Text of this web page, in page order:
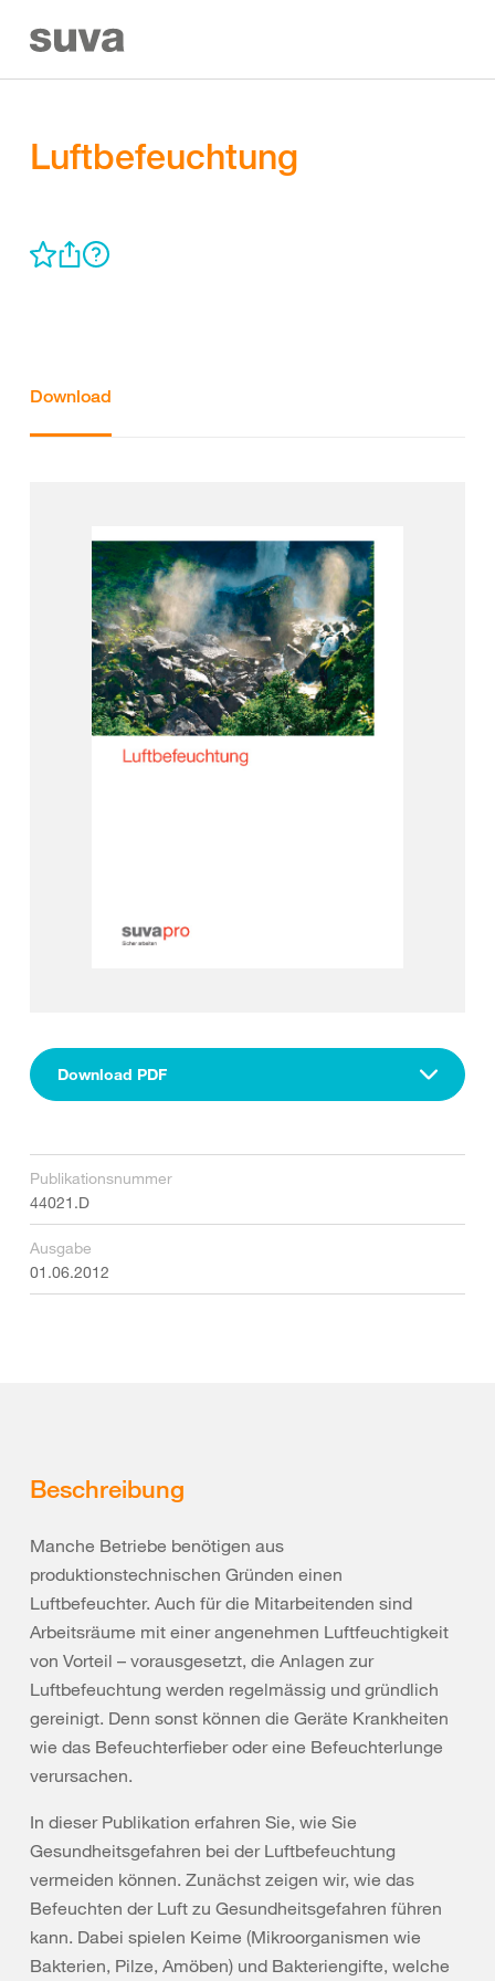
Luftbefeuchtung
Download
Download PDF
Publikationsnummer
44021.D
Ausgabe
01.06.2012
Beschreibung
Manche Betriebe benötigen aus
produktionstechnischen Gründen einen
Luftbefeuchter. Auch für die Mitarbeitenden sind
Arbeitsräume mit einer angenehmen Luftfeuchtigkeit
von Vorteil – vorausgesetzt, die Anlagen zur
Luftbefeuchtung werden regelmässig und gründlich
gereinigt. Denn sonst können die Geräte Krankheiten
wie das Befeuchterfieber oder eine Befeuchterlunge
verursachen.
In dieser Publikation erfahren Sie, wie Sie
Gesundheitsgefahren bei der Luftbefeuchtung
vermeiden können. Zunächst zeigen wir, wie das
Befeuchten der Luft zu Gesundheitsgefahren führen
kann. Dabei spielen Keime (Mikroorganismen wie
Bakterien, Pilze, Amöben) und Bakteriengifte, welche